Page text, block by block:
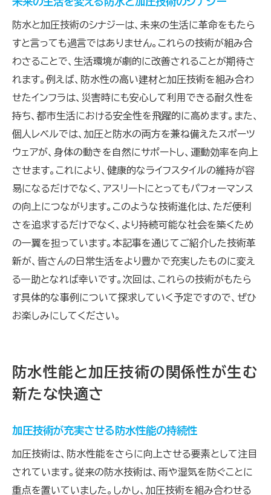
防水と加圧が環境に負けない理由
防水・加圧技術があなたのライフスタイルに及ぼ
す影響
生活を豊かにする防水と加圧技術の恩恵
防水・加圧技術がライフスタイルを革新する方
法
あなたのライフスタイルを変える防水と加圧
の力
防水と加圧技術が創る新しい生活の可能性
日常に取り入れる防水と加圧技術の利点
ライフスタイルにおける防水と加圧の役割
防水と加圧技術のシナジーは、未来の生活に革命をもたら
すと言っても過言ではありません。これらの技術が組み合
わさることで、生活環境が劇的に改善されることが期待さ
れます。例えば、防水性の高い建材と加圧技術を組み合わ
せたインフラは、災害時にも安心して利用できる耐久性を
持ち、都市生活における安全性を飛躍的に高めます。また、
個人レベルでは、加圧と防水の両方を兼ね備えたスポーツ
ウェアが、身体の動きを自然にサポートし、運動効率を向上
させます。これにより、健康的なライフスタイルの維持が容
易になるだけでなく、アスリートにとってもパフォーマンス
の向上につながります。このような技術進化は、ただ便利
さを追求するだけでなく、より持続可能な社会を築くため
の一翼を担っています。本記事を通じてご紹介した技術革
新が、皆さんの日常生活をより豊かで充実したものに変え
る一助となれば幸いです。次回は、これらの技術がもたら
す具体的な事例について探求していく予定ですので、ぜひ
お楽しみにしてください。
防水性能と加圧技術の関係性が生む
新たな快適さ
加圧技術が充実させる防水性能の持続性
加圧技術は、防水性能をさらに向上させる要素として注目
されています。従来の防水技術は、雨や湿気を防ぐことに
重点を置いていました。しかし、加圧技術を組み合わせる